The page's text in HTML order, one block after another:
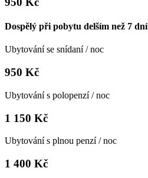
Dospělý při pobytu delším než 7 dní
Ubytování se snídaní / noc
950 Kč
Ubytování s polopenzí / noc
1 150 Kč
Ubytování s plnou penzí / noc
1 400 Kč